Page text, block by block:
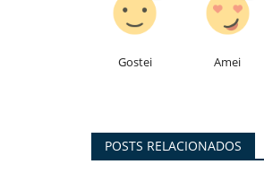
Gostei Amei
POSTS RELACIONADOS